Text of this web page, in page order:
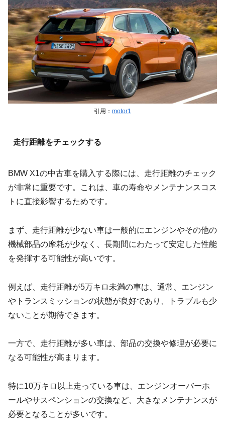
引用： motor1
走行距離をチェックする
BMW X1の中古車を購入する際には、走行距離のチェック
が非常に重要です。これは、車の寿命やメンテナンスコス
トに直接影響するためです。
まず、走行距離が少ない車は一般的にエンジンやその他の
機械部品の摩耗が少なく、長期間にわたって安定した性能
を発揮する可能性が高いです。
例えば、走行距離が5万キロ未満の車は、通常、エンジン
やトランスミッションの状態が良好であり、トラブルも少
ないことが期待できます。
一方で、走行距離が多い車は、部品の交換や修理が必要に
なる可能性が高まります。
特に10万キロ以上走っている車は、エンジンオーバーホ
ールやサスペンションの交換など、大きなメンテナンスが
必要となることが多いです。